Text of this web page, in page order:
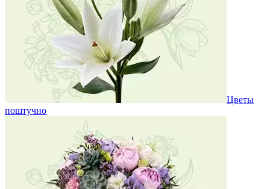
Цветы
поштучно